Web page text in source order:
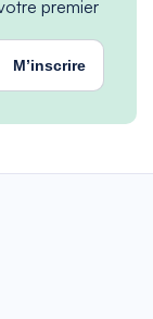
premier
M’inscrire